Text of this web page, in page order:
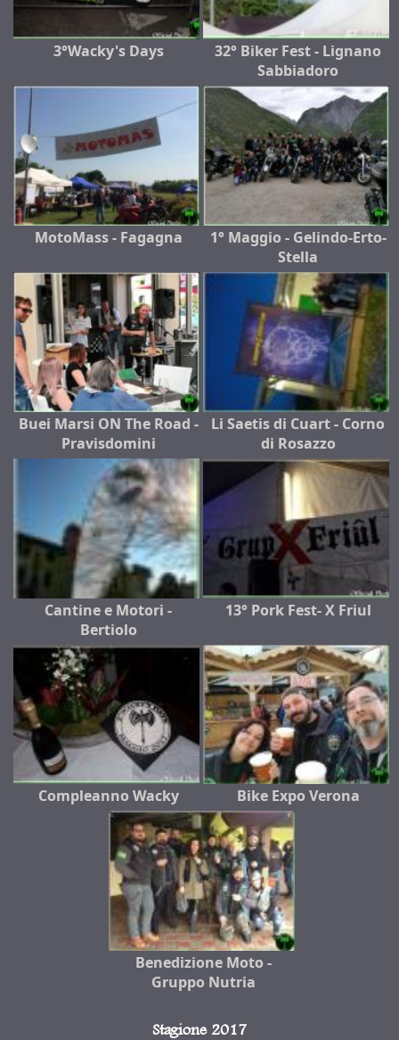
3°Wacky's Days
32° Biker Fest - Lignano
Sabbiadoro
MotoMass - Fagagna
1° Maggio - Gelindo-Erto-
Stella
Buei Marsi ON The Road -
Pravisdomini
Li Saetis di Cuart - Corno
di Rosazzo
Cantine e Motori -
Bertiolo
13° Pork Fest- X Friul
Compleanno Wacky Bike Expo Verona
Benedizione Moto -
Gruppo Nutria
Stagione 2017